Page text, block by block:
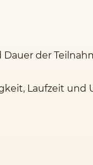
der
Laufzeit